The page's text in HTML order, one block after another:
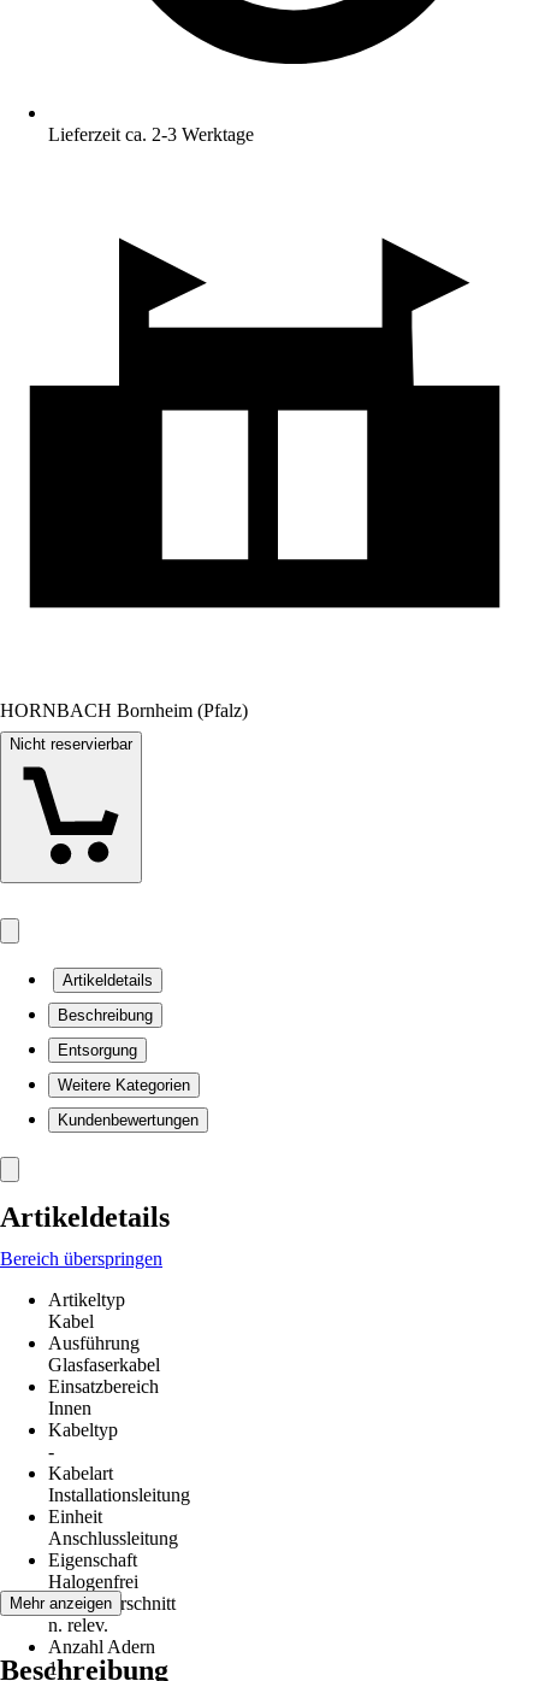
Lieferzeit ca. 2-3 Werktage
HORNBACH Bornheim (Pfalz)
Nicht reservierbar
Artikeldetails
Beschreibung
Entsorgung
Weitere Kategorien
Kundenbewertungen
Artikeldetails
Bereich überspringen
Artikeltyp
Kabel
Ausführung
Glasfaserkabel
Einsatzbereich
Innen
Kabeltyp
-
Kabelart
Installationsleitung
Einheit
Anschlussleitung
Eigenschaft
Halogenfrei
Leiterquerschnitt
n. relev.
Anzahl Adern
1
Mehr anzeigen
Beschreibung